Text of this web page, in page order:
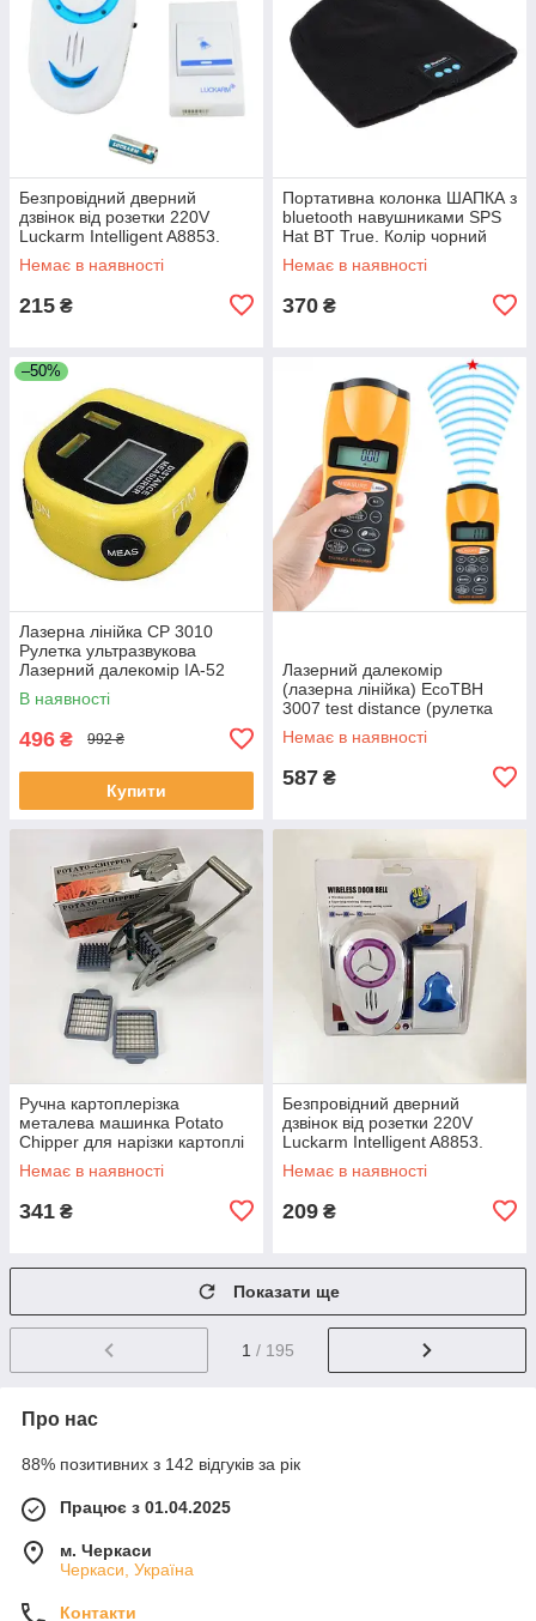
Безпровідний дверний
дзвінок від розетки 220V
Luckarm Intelligent A8853.
Колір блакитний UL-63
Немає в наявності
215 ₴
Портативна колонка ШАПКА з
bluetooth навушниками SPS
Hat BT True. Колір чорний
JR-10
Немає в наявності
370 ₴
–50%
Лазерна лінійка CP 3010
Рулетка ультразвукова
Лазерний далекомір IA-52
В наявності
496 ₴ 992 ₴
Купити
Лазерний далекомір
(лазерна лінійка) EcoTBH
3007 test distance (рулетка
ультразвукова) EM-99
Немає в наявності
587 ₴
Ручна картоплерізка
металева машинка Potato
Chipper для нарізки картоплі
фрі UN12-15 MX-65
Немає в наявності
341 ₴
Безпровідний дверний
дзвінок від розетки 220V
Luckarm Intelligent A8853.
Колір рожевий DS-10
Немає в наявності
209 ₴
Показати ще
1 / 195
Про нас
88% позитивних з 142 відгуків за рік
Працює з 01.04.2025
м. Черкаси
Черкаси, Україна
Контакти